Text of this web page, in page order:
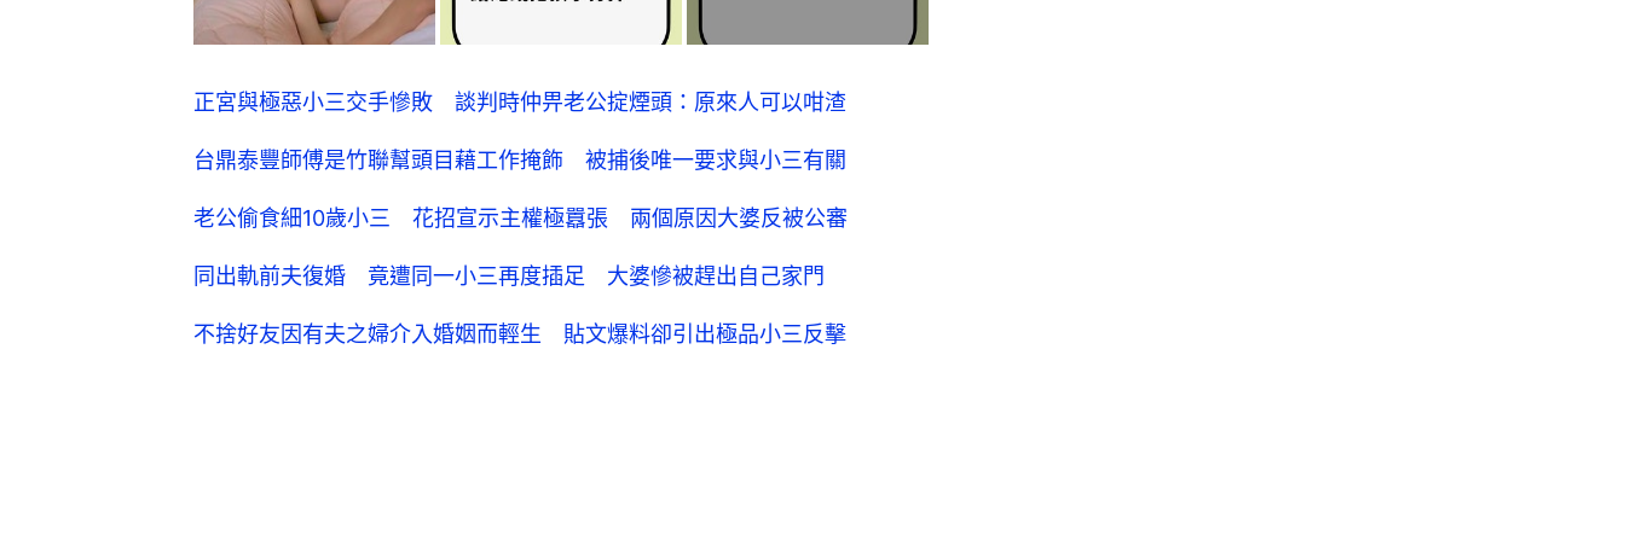
正宮與極惡小三交手慘敗 談判時仲畀老公掟煙頭：原來人可以咁渣
台鼎泰豐師傅是竹聯幫頭目藉工作掩飾 被捕後唯一要求與小三有關
老公偷食細10歲小三 花招宣示主權極囂張 兩個原因大婆反被公審
同出軌前夫復婚 竟遭同一小三再度插足 大婆慘被趕出自己家門
不捨好友因有夫之婦介入婚姻而輕生 貼文爆料卻引出極品小三反擊